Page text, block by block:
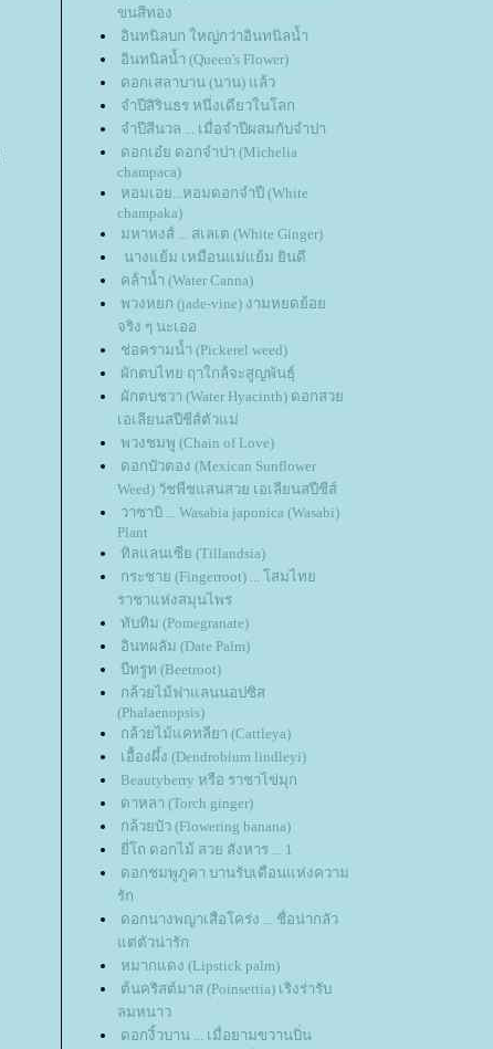
ขนสีทอง
อินทนิลบก ใหญ่กว่าอินทนิลน้ำ
อินทนิลน้ำ (Queen's Flower)
ดอกเสลาบาน (นาน) แล้ว
จำปีสิรินธร หนึ่งเดียวในโลก
จำปีสีนวล ... เมื่อจำปีผสมกับจำปา
ดอกเอ๋ย ดอกจำปา (Michelia
champaca)
หอมเอย...หอมดอกจำปี (White
champaka)
มหาหงส์ ... สเลเต (White Ginger)
นางแย้ม เหมือนแม่แย้ม ยินดี
คล้าน้ำ (Water Canna)
พวงหยก (jade-vine) งามหยดย้อ
จริง ๆ นะเออ
ช่อครามน้ำ (Pickerel weed)
ผักตบไทย ฤาใกล้จะสูญพันธุ์
ผักตบชวา (Water Hyacinth) ดอกสว
เอเลียนสปีชีส์ตัวแม่
พวงชมพู (Chain of Love)
ดอกบัวตอง (Mexican Sunflower
Weed) วัชพืชแสนสวย เอเลียนสปีชีส์
วาซาบิ ... Wasabia japonica (Wasabi)
Plant
ทิลแลนเซีย (Tillandsia)
กระชาย (Fingerroot) ... โสมไท
ราชาแห่งสมุนไพร
ทับทิม (Pomegranate)
อินทผลัม (Date Palm)
บีทรูท (Beetroot)
กล้วยไม้ฟาแลนนอปซิส
(Phalaenopsis)
กล้วยไม้แคทลียา (Cattleya)
เอื้องผึ้ง (Dendrobium lindleyi)
Beautyberry หรือ ราชาไข่มุก
ดาหลา (Torch ginger)
กล้วยบัว (Flowering banana)
ี่โถ ดอกไม้ สวย สังหาร ... 1
ดอกชมพูภูคา บานรับเดือนแห่งความ
รัก
ดอกนางพญาเสือโคร่ง ... ชื่อน่ากลัว
ต่ตัวน่ารัก
หมากแดง (Lipstick palm)
ต้นคริสต์มาส (Poinsettia) เริงร่ารับ
ลมหนาว
ดอกงิ้วบาน ... เมื่อยามขวานบิ่น